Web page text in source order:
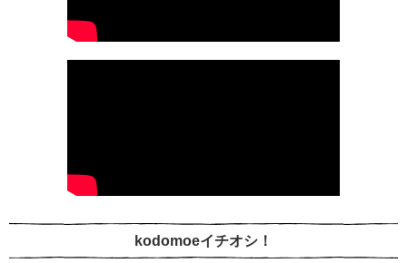
kodomoeイチオシ！